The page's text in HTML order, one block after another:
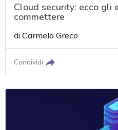
Cloud security: ecco gli
commettere
diCarmelo Greco
Condividi